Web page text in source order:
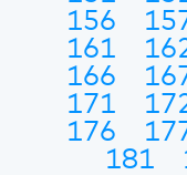
156
161
166
171
176
181